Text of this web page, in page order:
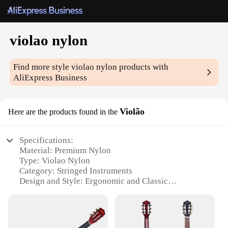
violao nylon
Find more styleviolao nylon products with
AliExpress Business
Here are the products found in the Violão
Specifications:
Material: Premium Nylon
Type: Violao Nylon
Category: Stringed Instruments
Design and Style: Ergonomic and Classic
Performance and Property: Superior Tone and